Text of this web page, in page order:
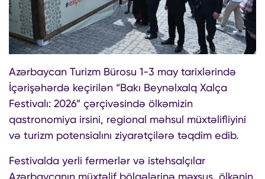
Azərbaycan Turizm Bürosu 1-3 may tarixlərində
İçərişəhərdə keçirilən “Bakı Beynəlxalq Xalça
Festivalı: 2026” çərçivəsində ölkəmizin
qastronomiya irsini, regional məhsul müxtəlifliyini
və turizm potensialını ziyarətçilərə təqdim edib.
Festivalda yerli fermerlər və istehsalçılar
Azərbaycanın müxtəlif bölgələrinə məxsus, ölkənin